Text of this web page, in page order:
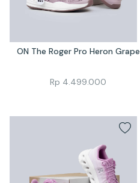
ON The Roger Pro Heron Grape
Rp 4.499.000